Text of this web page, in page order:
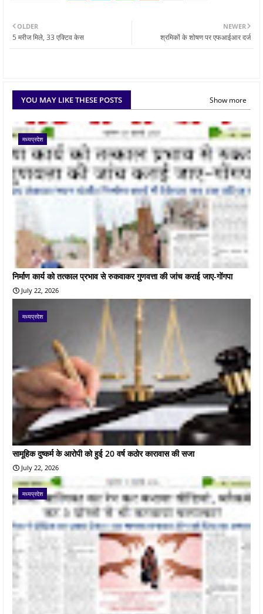
NEWER
श्रमिकों के शोषण पर एफआईआर दर्ज
OLDER
5 मरीज मिले, 33 एक्टिव केस
YOU MAY LIKE THESE POSTS Show more
मध्यप्रदेश
निर्माण कार्य को तत्काल प्रभाव से रुकवाकर गुणवत्ता की जांच कराई जाए-गोंगपा
July 22, 2026
मध्यप्रदेश
सामूहिक दुष्कर्म के आरोपी को हुई 20 वर्ष कठोर कारावास की सजा
July 22, 2026
मध्यप्रदेश